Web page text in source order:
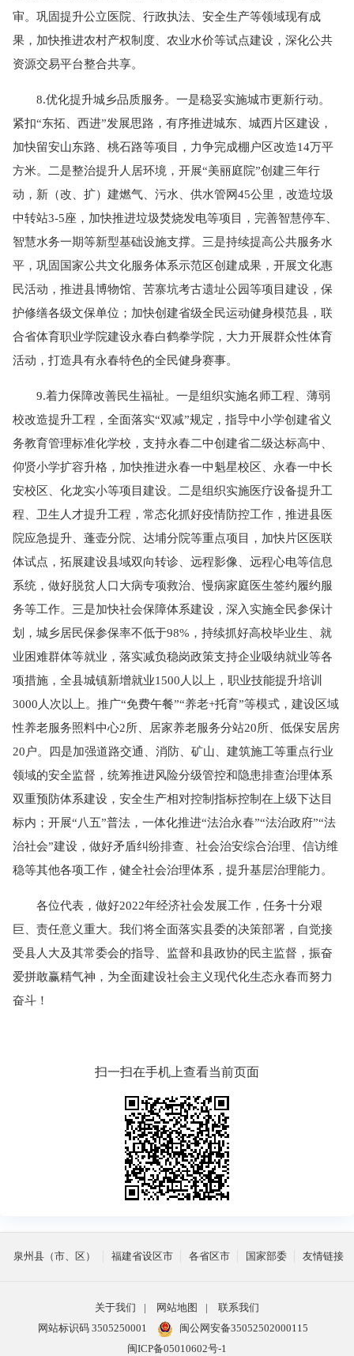
审。巩固提升公立医院、行政执法、安全生产等领域现有成
果，加快推进农村产权制度、农业水价等试点建设，深化公共
资源交易平台整合共享。
8.优化提升城乡品质服务。一是稳妥实施城市更新行动。
紧扣“东拓、西进”发展思路，有序推进城东、城西片区建设，
加快留安山东路、桃石路等项目，力争完成棚户区改造14万平
方米。二是整治提升人居环境，开展“美丽庭院”创建三年行
动，新（改、扩）建燃气、污水、供水管网45公里，改造垃圾
中转站3-5座，加快推进垃圾焚烧发电等项目，完善智慧停车、
智慧水务一期等新型基础设施支撑。三是持续提高公共服务水
平，巩固国家公共文化服务体系示范区创建成果，开展文化惠
民活动，推进县博物馆、苦寨坑考古遗址公园等项目建设，保
护修缮各级文保单位；加快创建省级全民运动健身模范县，联
合省体育职业学院建设永春白鹤拳学院，大力开展群众性体育
活动，打造具有永春特色的全民健身赛事。
9.着力保障改善民生福祉。一是组织实施名师工程、薄弱
校改造提升工程，全面落实“双减”规定，指导中小学创建省义
务教育管理标准化学校，支持永春二中创建省二级达标高中、
仰贤小学扩容升格，加快推进永春一中魁星校区、永春一中长
安校区、化龙实小等项目建设。二是组织实施医疗设备提升工
程、卫生人才提升工程，常态化抓好疫情防控工作，推进县医
院应急提升、蓬壶分院、达埔分院等重点项目，加快片区医联
体试点，拓展建设县域双向转诊、远程影像、远程心电等信息
系统，做好脱贫人口大病专项救治、慢病家庭医生签约履约服
务等工作。三是加快社会保障体系建设，深入实施全民参保计
划，城乡居民保参保率不低于98%，持续抓好高校毕业生、就
业困难群体等就业，落实减负稳岗政策支持企业吸纳就业等各
项措施，全县城镇新增就业1500人以上，职业技能提升培训
3000人次以上。推广“免费午餐”“养老+托育”等模式，建设区域
性养老服务照料中心2所、居家养老服务分站20所、低保安居房
20户。四是加强道路交通、消防、矿山、建筑施工等重点行业
领域的安全监督，统筹推进风险分级管控和隐患排查治理体系
双重预防体系建设，安全生产相对控制指标控制在上级下达目
标内；开展“八五”普法，一体化推进“法治永春”“法治政府”“法
治社会”建设，做好矛盾纠纷排查、社会治安综合治理、信访维
稳等其他各项工作，健全社会治理体系，提升基层治理能力。
各位代表，做好2022年经济社会发展工作，任务十分艰
巨、责任意义重大。我们将全面落实县委的决策部署，自觉接
受县人大及其常委会的指导、监督和县政协的民主监督，振奋
爱拼敢赢精气神，为全面建设社会主义现代化生态永春而努力
奋斗！
扫一扫在手机上查看当前页面
泉州县（市、区） 福建省设区市 各省区市 国家部委 友情链接
关于我们 | 网站地图 |
联系我们
网站标识码 3505250001
闽公网安备35052502000115
闽ICP备05010602号-1